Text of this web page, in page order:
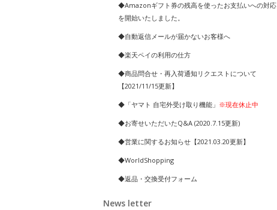
◆Amazonギフト券の残高を使ったお支払いへの対応
を開始いたしました。
◆自動返信メールが届かないお客様へ
◆楽天ペイの利用の仕方
◆商品問合せ・再入荷通知リクエストについて
【2021/11/15更新】
◆「ヤマト 自宅外受け取り機能」 ※現在休止中
◆お寄せいただいたQ&A (2020.7.15更新)
◆営業に関するお知らせ【2021.03.20更新】
◆WorldShopping
◆返品・交換受付フォーム
News letter